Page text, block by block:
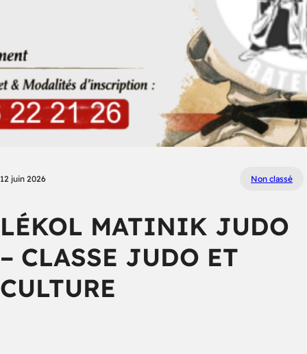
12 juin 2026 Non classé
LÉKOL MATINIK JUDO
– CLASSE JUDO ET
CULTURE